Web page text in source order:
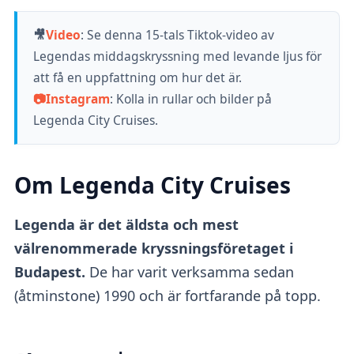
🎥Video: Se denna 15-tals Tiktok-video av
Legendas middagskryssning med levande ljus för
att få en uppfattning om hur det är.
📷Instagram: Kolla in rullar och bilder på
Legenda City Cruises.
Om Legenda City Cruises
Legenda är det äldsta och mest
välrenommerade kryssningsföretaget i
Budapest. De har varit verksamma sedan
(åtminstone) 1990 och är fortfarande på topp.